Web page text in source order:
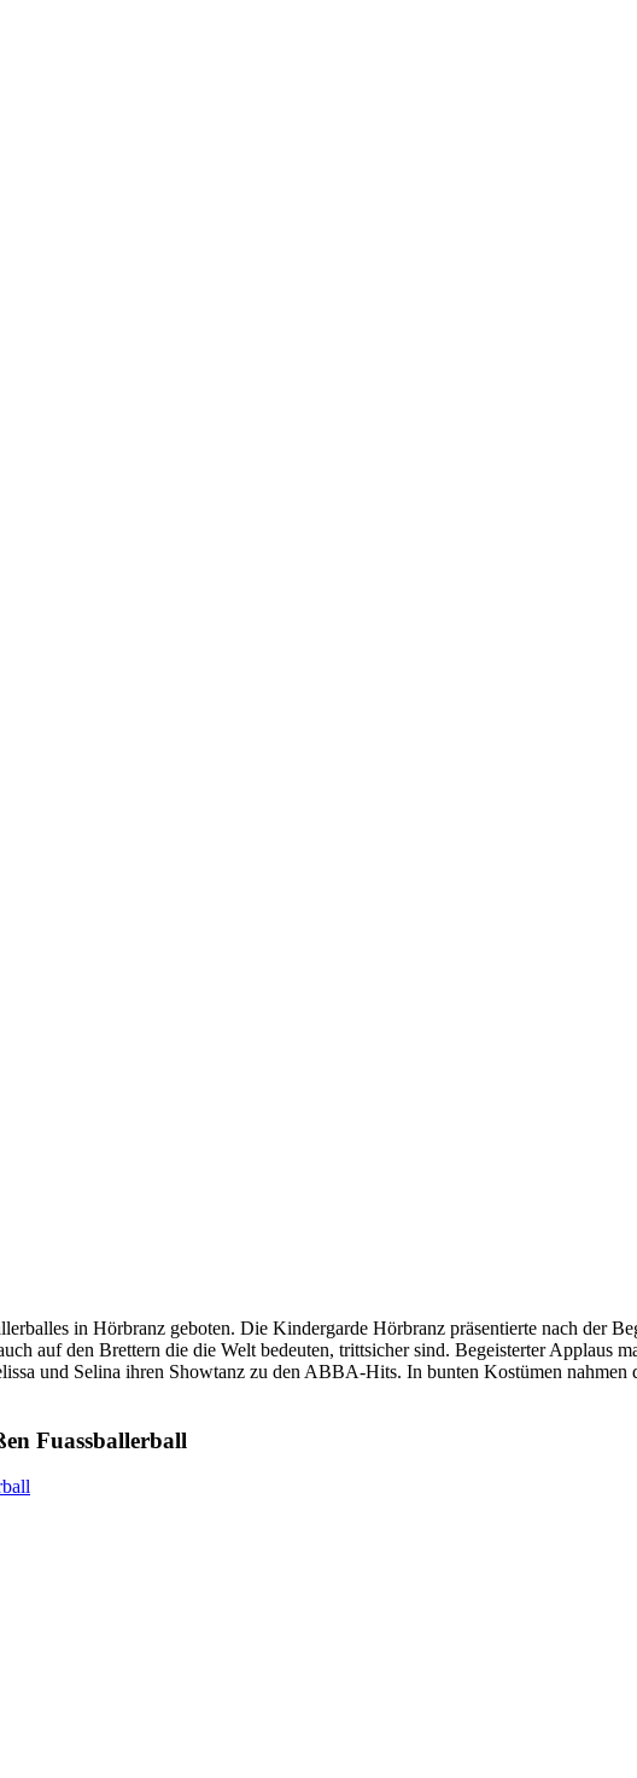
in Hörbranz geboten. Die Kindergarde Hörbranz präsentierte nach der
auf den Brettern die die Welt bedeuten, trittsicher sind. Begeisterter Applaus
und Selina ihren Showtanz zu den ABBA-Hits. In bunten Kostümen
Fuassballerball